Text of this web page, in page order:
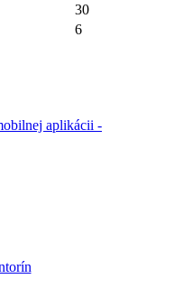
30
6
aplikácii -